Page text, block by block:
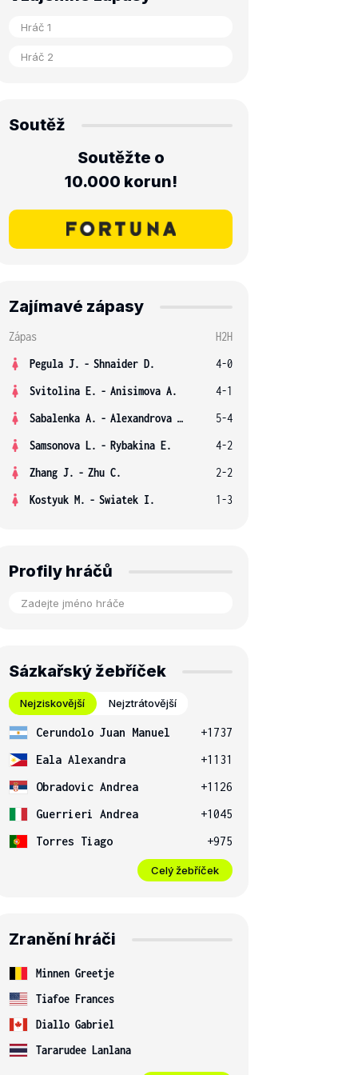
Soutěž
Soutěžte o
10.000 korun!
Zajímavé zápasy
Zápas
H2H
Pegula J. - Shnaider D.
4-0
Svitolina E. - Anisimova A.
4-1
Sabalenka A. - Alexandrova E.
5-4
Samsonova L. - Rybakina E.
4-2
Zhang J. - Zhu C.
2-2
Kostyuk M. - Swiatek I. 1-3
Profily hráčů
Sázkařský žebříček
Nejziskovější Nejztrátovější
Cerundolo Juan Manuel
+1737
Eala Alexandra
+1131
Obradovic Andrea
+1126
Guerrieri Andrea
+1045
Torres Tiago
+975
Celý žebříček
Zranění hráči
Minnen Greetje
Tiafoe Frances
Diallo Gabriel
Tararudee Lanlana